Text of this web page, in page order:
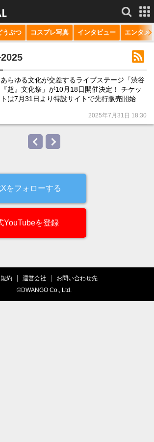
もっと見る
うぶつ コスプレ写真 インタビュー エンタメ
あらゆる文化が交差するライブステージ「渋谷
『超』文化祭」が10月18日開催決定！ チケッ
トは7月31日より特設サイトで先行販売開始
2025年7月31日 18:30
をフォローする
YouTubeを登録
約 運営会社
お問い合わせ先
©DWANGO Co., Ltd.